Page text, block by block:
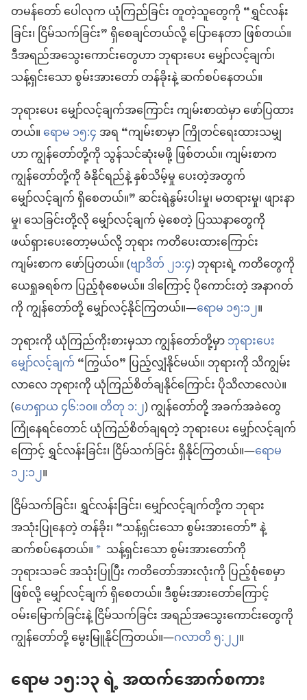
တမန်တော် ပေါလုက ယုံကြည်ခြင်း တူတဲ့သူတွေကို “ရွှင်လန်း
ခြင်း၊ ငြိမ်သက်ခြင်း” ရှိစေချင်တယ်လို့ ပြောနေတာ ဖြစ်တယ်။
ဒီအရည်အသွေးကောင်းတွေဟာ ဘုရားပေး မျှော်လင့်ချက်၊
သန့်ရှင်းသော စွမ်းအားတော် တန်ခိုးနဲ့ ဆက်စပ်နေတယ်။
ဘုရားပေး မျှော်လင့်ချက်အကြောင်း ကျမ်းစာထဲမှာ ဖော်ပြထား
တယ်။ရောမ ၁၅:၄အရ “ကျမ်းစာမှာ ကြိုတင်ရေးထားသမျှ
ဟာ ကျွန်တော်တို့ကို သွန်သင်ဆုံးမဖို့ ဖြစ်တယ်။ ကျမ်းစာက
ကျွန်တော်တို့ကို ခံနိုင်ရည်နဲ့ နှစ်သိမ့်မှု ပေးတဲ့အတွက်
မျှော်လင့်ချက် ရှိစေတယ်။” ဆင်းရဲနွမ်းပါးမှု၊ မတရားမှု၊ ဖျားနာ
မှု၊ သေခြင်းတို့လို မျှော်လင့်ချက် မဲ့စေတဲ့ ပြဿနာတွေကို
ဖယ်ရှားပေးတော့မယ်လို့ ဘုရား ကတိပေးထားကြောင်း
ကျမ်းစာက ဖော်ပြတယ်။ (ဗျာဒိတ် ၂၁:၄) ဘုရားရဲ့ ကတိတွေကို
ယေရှုခရစ်က ပြည့်စုံစေမယ်။ ဒါကြောင့် ပိုကောင်းတဲ့ အနာဂတ်
ကို ကျွန်တော်တို့ မျှော်လင့်နိုင်ကြတယ်။—ရောမ ၁၅:၁၂။
ဘုရားကို ယုံကြည်ကိုးစားမှသာ ကျွန်တော်တို့မှာဘုရားပေး
မျှော်လင့်ချက်“ကြွယ်ဝ” ပြည့်လျှံနိုင်မယ်။ ဘုရားကို သိကျွမ်း
လာလေ ဘုရားကို ယုံကြည်စိတ်ချနိုင်ကြောင်း ပိုသိလာလေပဲ။
(ဟေရှာယ ၄၆:၁၀။တိတု ၁:၂) ကျွန်တော်တို့ အခက်အခဲတွေ
ကြုံနေရင်တောင် ယုံကြည်စိတ်ချရတဲ့ ဘုရားပေး မျှော်လင့်ချက်
ကြောင့် ရွှင်လန်းခြင်း၊ ငြိမ်သက်ခြင်း ရှိနိုင်ကြတယ်။—ရောမ
၁၂:၁၂။
ငြိမ်သက်ခြင်း၊ ရွှင်လန်းခြင်း၊ မျှော်လင့်ချက်တို့က ဘုရား
အသုံးပြုနေတဲ့ တန်ခိုး၊ “သန့်ရှင်းသော စွမ်းအားတော်” နဲ့
ဆက်စပ်နေတယ်။ a သန့်ရှင်းသော စွမ်းအားတော်ကို
ဘုရားသခင် အသုံးပြုပြီး ကတိတော်အားလုံးကို ပြည့်စုံစေမှာ
ဖြစ်လို့ မျှော်လင့်ချက် ရှိစေတယ်။ ဒီစွမ်းအားတော်ကြောင့်
ဝမ်းမြောက်ခြင်းနဲ့ ငြိမ်သက်ခြင်း အရည်အသွေးကောင်းတွေကို
ကျွန်တော်တို့ မွေးမြူနိုင်ကြတယ်။—ဂလာတိ ၅:၂၂။
ရောမ ၁၅:၁၃ ရဲ့ အထက်အောက်စကား